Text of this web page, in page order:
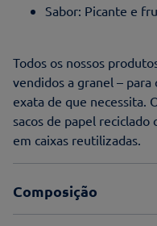
Sabor: Picante e
Todos os nossos
vendidos a granel –
exata de que necessita.
sacos de papel reciclado
em caixas reutilizadas.
Composição